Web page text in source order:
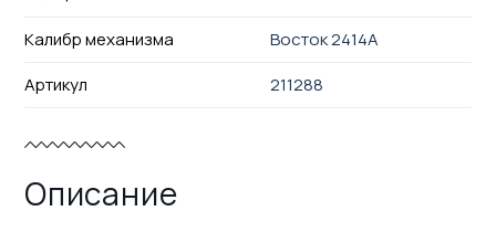
Калибр механизма
Восток 2414А
Артикул
211288
Описание